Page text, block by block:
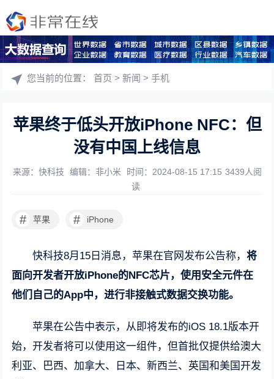
您当前的位置：首页 >新闻 >手机
苹果终于低头开放iPhone NFC：但
没有中国上线信息
来源：快科技 编辑：非小米 时间：2024-08-15 17:15 3439人阅
读
# 苹果 # iPhone
快科技8月15日消息，苹果在官网发布公告称，将
面向开发者开放iPhone的NFC芯片，使用安全元件在
他们自己的App中，进行非接触式数据交换功能。
苹果在公告中表示，从即将发布的iOS 18.1版本开
始，开发者将可以使用这一组件，但首批仅提供给澳大
利亚、巴西、加拿大、日本、新西兰、英国和美国开发